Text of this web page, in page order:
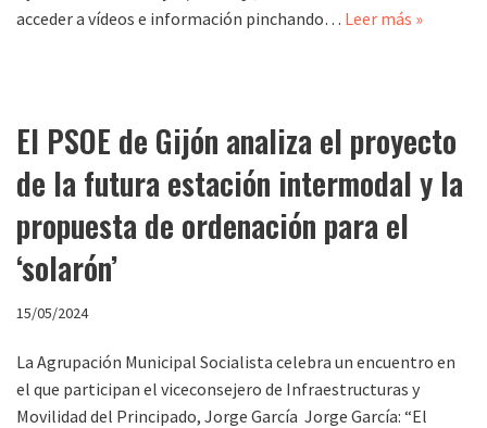
acceder a vídeos e información pinchando… Leer más »
El PSOE de Gijón analiza el proyecto
de la futura estación intermodal y la
propuesta de ordenación para el
‘solarón’
15/05/2024
La Agrupación Municipal Socialista celebra un encuentro en
el que participan el viceconsejero de Infraestructuras y
Movilidad del Principado, Jorge García Jorge García: “El